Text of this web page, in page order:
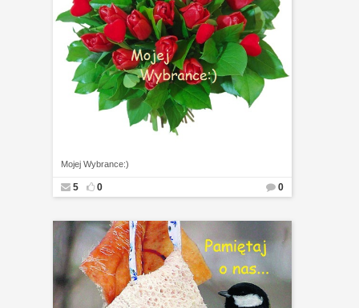
Mojej Wybrance:)
5 0 0